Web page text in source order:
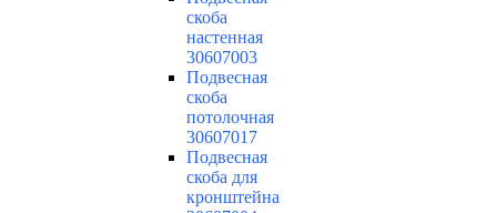
скоба
настенная
30607003
Подвесная
скоба
потолочная
30607017
Подвесная
скоба для
кронштейна